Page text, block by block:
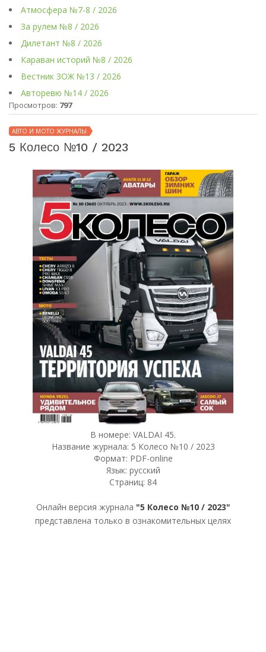
Атмосфера №7-8 / 2026
За рулем №8 / 2026
Дилетант №8 / 2026
Караван историй №8 / 2026
Вестник ЗОЖ №13 / 2026
Авторевю №14 / 2026
Просмотров: 797
АВТО И МОТО ЖУРНАЛЫ
5 Колесо №10 / 2023
В номере: VALDAI 45.
Название журнала: 5 Колесо №10 / 2023
Формат: PDF-online
Язык: русский
Страниц: 84
Онлайн версия журнала "5 Колесо №10 / 2023"
представлена только в ознакомительных целях